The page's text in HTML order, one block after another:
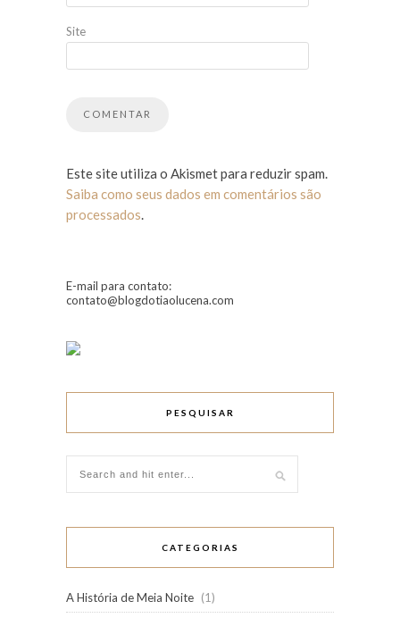
Site
Este site utiliza o Akismet para reduzir spam.
Saiba como seus dados em comentários são
processados.
E-mail para contato:
contato@blogdotiaolucena.com
PESQUISAR
CATEGORIAS
A História de Meia Noite (1)